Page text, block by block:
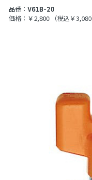
品番： V61B-20
価格：￥2,800
（税込￥3,080